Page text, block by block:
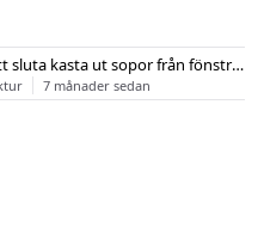
Göteborg: Bostadsbolaget vädjar att sluta kasta ut sopor från fönstren
7 månader sedan